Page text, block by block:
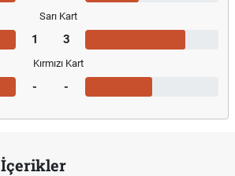
Sarı Kart
1 3
Kırmızı Kart
- -
İçerikler